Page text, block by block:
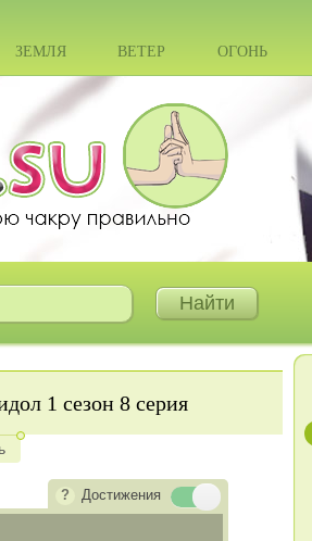
ЗЕМЛЯ ВЕТЕР ОГОНЬ
1 сезон 8 серия
Достижения